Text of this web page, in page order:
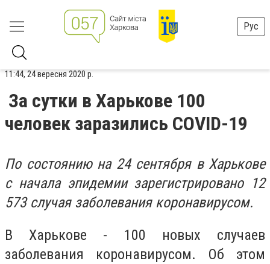
Рус
11:44, 24 вересня 2020 р.
За сутки в Харькове 100
человек заразились COVID-19
По состоянию на 24 сентября в Харькове
с начала эпидемии зарегистрировано 12
573 случая заболевания коронавирусом.
В Харькове - 100 новых случаев
заболевания коронавирусом. Об этом